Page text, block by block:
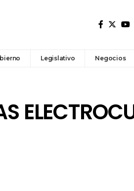
Legislativo Negocios